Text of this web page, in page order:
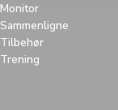
Monitor
Sammenligne
Tilbehør
Trening